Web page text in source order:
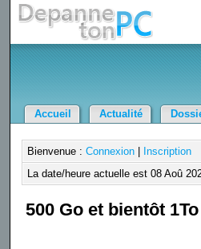
Accueil Actualité
Bienvenue : Connexion|
Inscription
La date/heure actuelle est 08 Aoû
500 Go et bientôt